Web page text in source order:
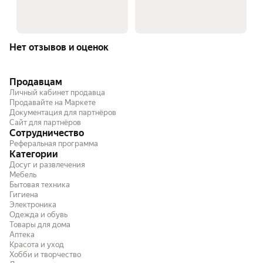
Нет отзывов и оценок
Продавцам
Личный кабинет продавца
Продавайте на Маркете
Документация для партнёров
Сайт для партнёров
Сотрудничество
Реферальная программа
Категории
Досуг и развлечения
Мебель
Бытовая техника
Гигиена
Электроника
Одежда и обувь
Товары для дома
Аптека
Красота и уход
Хобби и творчество